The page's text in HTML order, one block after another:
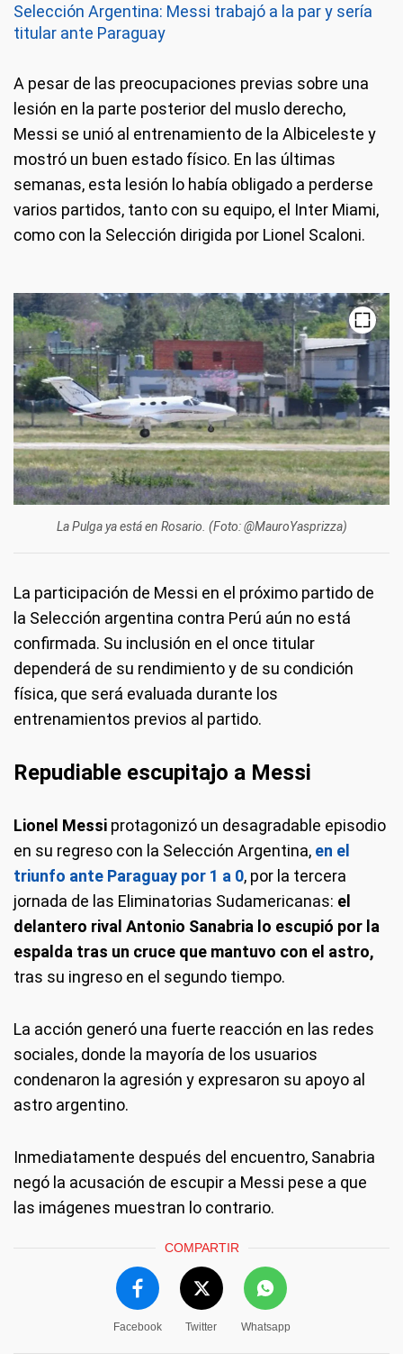
Selección Argentina: Messi trabajó a la par y sería
titular ante Paraguay
A pesar de las preocupaciones previas sobre una
lesión en la parte posterior del muslo derecho,
Messi se unió al entrenamiento de la Albiceleste y
mostró un buen estado físico. En las últimas
semanas, esta lesión lo había obligado a perderse
varios partidos, tanto con su equipo, el Inter Miami,
como con la Selección dirigida por Lionel Scaloni.
La Pulga ya está en Rosario. (Foto: @MauroYasprizza)
La participación de Messi en el próximo partido de
la Selección argentina contra Perú aún no está
confirmada. Su inclusión en el once titular
dependerá de su rendimiento y de su condición
física, que será evaluada durante los
entrenamientos previos al partido.
Repudiable escupitajo a Messi
Lionel Messi protagonizó un desagradable episodio
en su regreso con la Selección Argentina, en el
triunfo ante Paraguay por 1 a 0, por la tercera
jornada de las Eliminatorias Sudamericanas: el
delantero rival Antonio Sanabria lo escupió por la
espalda tras un cruce que mantuvo con el astro,
tras su ingreso en el segundo tiempo.
La acción generó una fuerte reacción en las redes
sociales, donde la mayoría de los usuarios
condenaron la agresión y expresaron su apoyo al
astro argentino.
Inmediatamente después del encuentro, Sanabria
negó la acusación de escupir a Messi pese a que
las imágenes muestran lo contrario.
COMPARTIR
Facebook Twitter Whatsapp